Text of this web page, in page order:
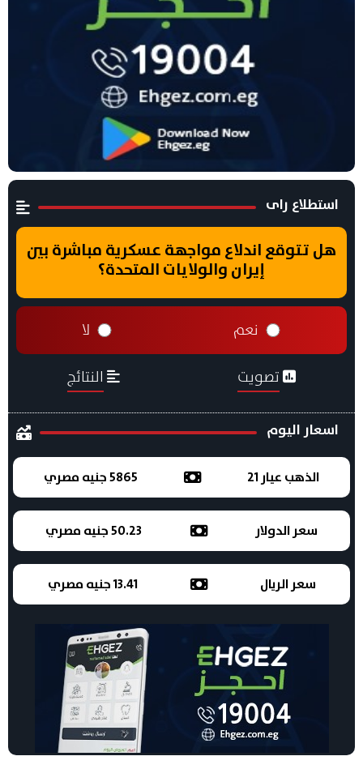
استطلاع راى
هل تتوقع اندلاع مواجهة عسكرية مباشرة بين
إيران والولايات المتحدة؟
نعم لا
تصويت النتائج
اسعار اليوم
الذهب عيار 21 5865 جنيه مصري
سعر الدولار 50.23 جنيه مصري
سعر الريال 13.41 جنيه مصري